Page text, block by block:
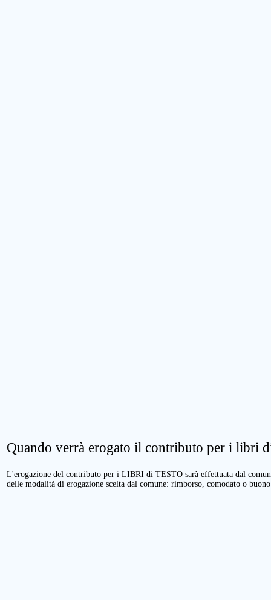
Quando verrà erogato il contributo per i libri
L'erogazione del contributo per i LIBRI di TESTO sarà effettuata dal
delle modalità di erogazione scelta dal comune: rimborso, comodato o